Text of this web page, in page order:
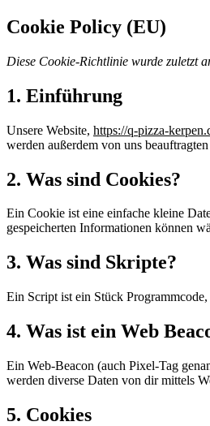
Cookie Policy (EU)
Diese Cookie-Richtlinie wurde zuletzt
1. Einführung
Unsere Website, https://q-pizza-
werden außerdem von uns
2. Was sind Cookies?
Ein Cookie ist eine einfache kleine
gespeicherten Informationen können
3. Was sind Skripte?
Ein Script ist ein Stück
4. Was ist ein Web
Ein Web-Beacon (auch Pixel-Tag
werden diverse Daten von dir mittels
5. Cookies